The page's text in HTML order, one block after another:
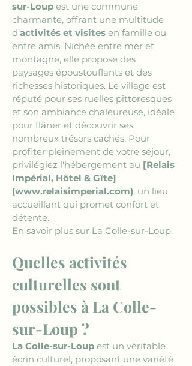
sur-Loup est une commune
charmante, offrant une multitude
d’activités et visites en famille ou
entre amis. Nichée entre mer et
montagne, elle propose des
paysages époustouflants et des
richesses historiques. Le village est
réputé pour ses ruelles pittoresques
et son ambiance chaleureuse, idéale
pour flâner et découvrir ses
nombreux trésors cachés. Pour
profiter pleinement de votre séjour,
privilégiez l'hébergement au [Relais
Impérial, Hôtel & Gîte]
(www.relaisimperial.com), un lieu
accueillant qui promet confort et
détente.
En savoir plus sur La Colle-sur-Loup.
Quelles activités
culturelles sont
possibles à La Colle-
sur-Loup ?
La Colle-sur-Loup est un véritable
écrin culturel, proposant une variété